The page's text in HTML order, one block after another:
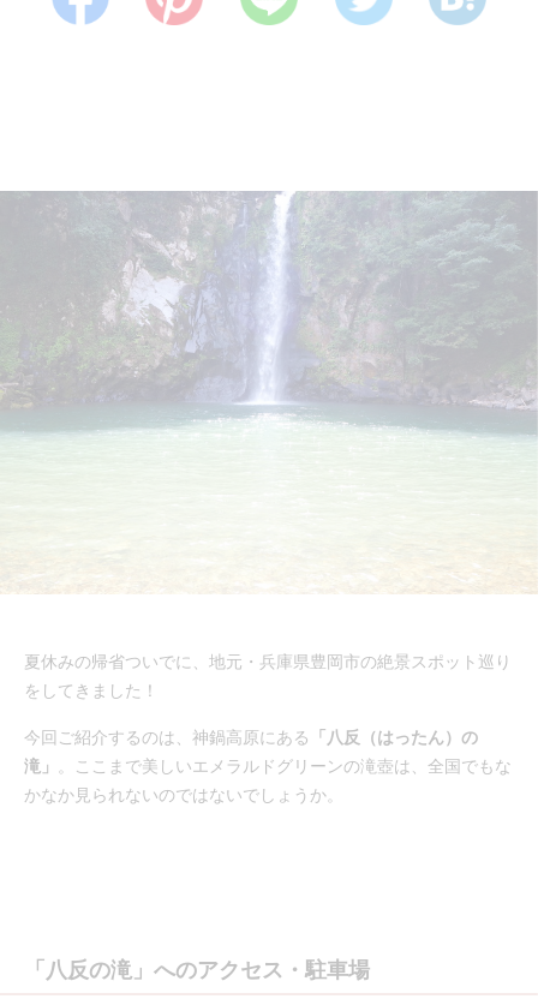
夏休みの帰省ついでに、地元・兵庫県豊岡市の絶景スポット巡り
をしてきました！
今回ご紹介するのは、神鍋高原にある
「八反（はったん）の
滝」
。ここまで美しいエメラルドグリーンの滝壺は、全国でもな
かなか見られないのではないでしょうか。
「八反の滝」へのアクセス・駐車場